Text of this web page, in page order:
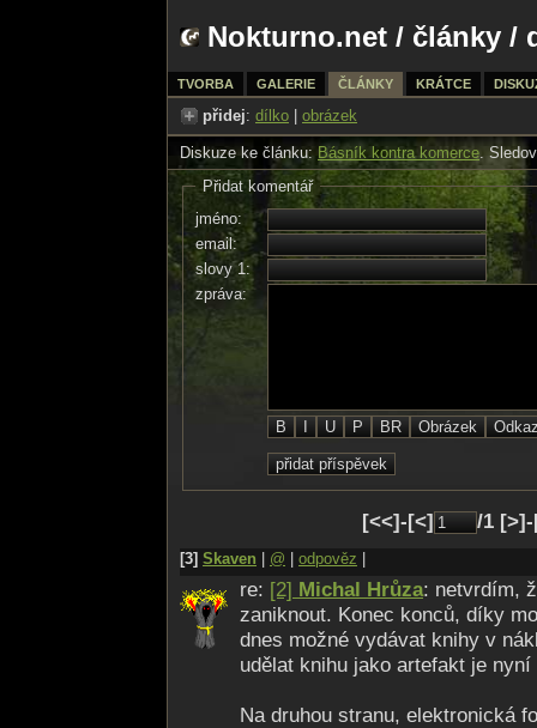
Nokturno.net / články /
TVORBA GALERIE ČLÁNKY KRÁTCE
přidej: dílko obrázek
Diskuze ke článku: Básník kontra komerce.
Přidat komentář
jméno:
email:
slovy 1:
zpráva:
[<<]-[<] /1
[3] Skaven @ odpověz
re: [2] Michal Hrůza: netvrdím,
zaniknout. Konec konců, díky
dnes možné vydávat knihy v
udělat knihu jako artefakt je
Na druhou stranu, elektronická